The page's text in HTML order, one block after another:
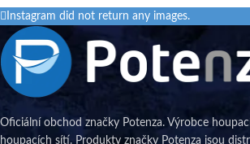
Instagram did not return any images.
Oficiální obchod značky Potenza. Výrobce
houpacích sítí. Produkty značky Potenza jsou